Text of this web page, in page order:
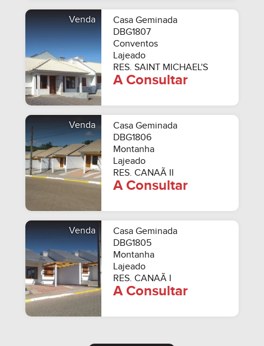
Venda
Casa Geminada
DBG1807
Conventos
Lajeado
RES. SAINT MICHAEL'S
A Consultar
Venda
Casa Geminada
DBG1806
Montanha
Lajeado
RES. CANAÃ II
A Consultar
Venda
Casa Geminada
DBG1805
Montanha
Lajeado
RES. CANAÃ I
A Consultar